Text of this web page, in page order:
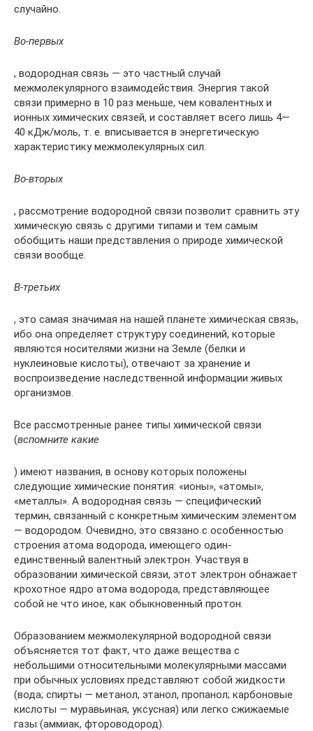
случайно.
Во-первых
, водородная связь — это частный случай
межмолекулярного взаимодействия. Энергия такой
связи примерно в 10 раз меньше, чем ковалентных и
ионных химических связей, и составляет всего лишь 4—
40 кДж/моль, т. е. вписывается в энергетическую
характеристику межмолекулярных сил.
Во-вторых
, рассмотрение водородной связи позволит сравнить эту
химическую связь с другими типами и тем самым
обобщить наши представления о природе химической
связи вообще.
В-третьих
, это самая значимая на нашей планете химическая связь,
ибо она определяет структуру соединений, которые
являются носителями жизни на Земле (белки и
нуклеиновые кислоты), отвечают за хранение и
воспроизведение наследственной информации живых
организмов.
Все рассмотренные ранее типы химической связи
(вспомните какие
) имеют названия, в основу которых положены
следующие химические понятия: «ионы», «атомы»,
«металлы». А водородная связь — специфический
термин, связанный с конкретным химическим элементом
— водородом. Очевидно, это связано с особенностью
строения атома водорода, имеющего один-
единственный валентный электрон. Участвуя в
образовании химической связи, этот электрон обнажает
крохотное ядро атома водорода, представляющее
собой не что иное, как обыкновенный протон.
Образованием межмолекулярной водородной связи
объясняется тот факт, что даже вещества с
небольшими относительными молекулярными массами
при обычных условиях представляют собой жидкости
(вода; спирты — метанол, этанол, пропанол; карбоновые
кислоты — муравьиная, уксусная) или легко сжижаемые
газы (аммиак, фтороводород).